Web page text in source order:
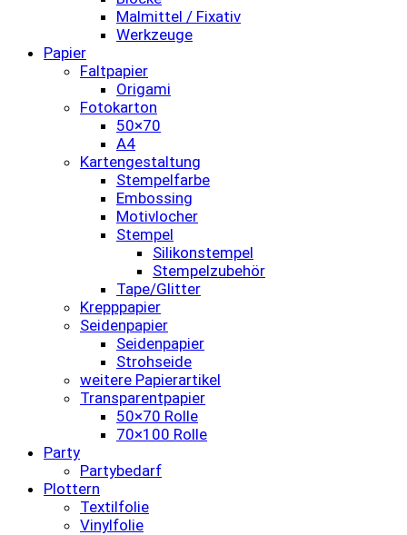
Malmittel / Fixativ
Werkzeuge
Papier
Faltpapier
Origami
Fotokarton
50×70
A4
Kartengestaltung
Stempelfarbe
Embossing
Motivlocher
Stempel
Silikonstempel
Stempelzubehör
Tape/Glitter
Krepppapier
Seidenpapier
Seidenpapier
Strohseide
weitere Papierartikel
Transparentpapier
50×70 Rolle
70×100 Rolle
Party
Partybedarf
Plottern
Textilfolie
Vinylfolie